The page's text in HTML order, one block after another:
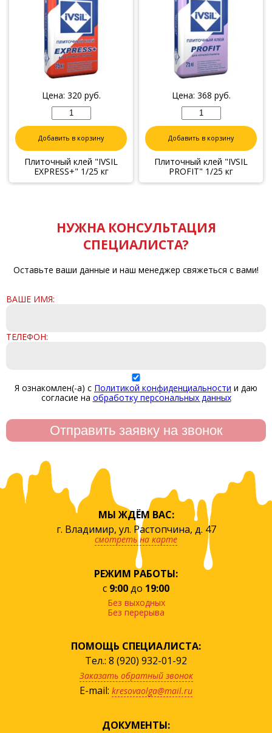
Цена: 320 руб.
Добавить в корзину
Плиточный клей "IVSIL
EXPRESS+" 1/25 кг
Цена: 368 руб.
Добавить в корзину
Плиточный клей "IVSIL
PROFIT" 1/25 кг
НУЖНА КОНСУЛЬТАЦИЯ
СПЕЦИАЛИСТА?
Оставьте ваши данные и наш менеджер свяжеться с вами!
ВАШЕ ИМЯ:
ТЕЛЕФОН:
Я ознакомлен(-а) с Политикой конфиденциальности и даю
согласие на обработку персональных данных
МЫ ЖДЁМ ВАС:
г. Владимир, ул. Растопчина, д. 47
смотреть на карте
РЕЖИМ РАБОТЫ:
с 9:00до 19:00
Без выходных
Без перерыва
ПОМОЩЬ СПЕЦИАЛИСТА:
Тел.: 8 (920) 932-01-92
Заказать обратный звонок
E-mail: kresovaolga@mail.ru
ДОКУМЕНТЫ: